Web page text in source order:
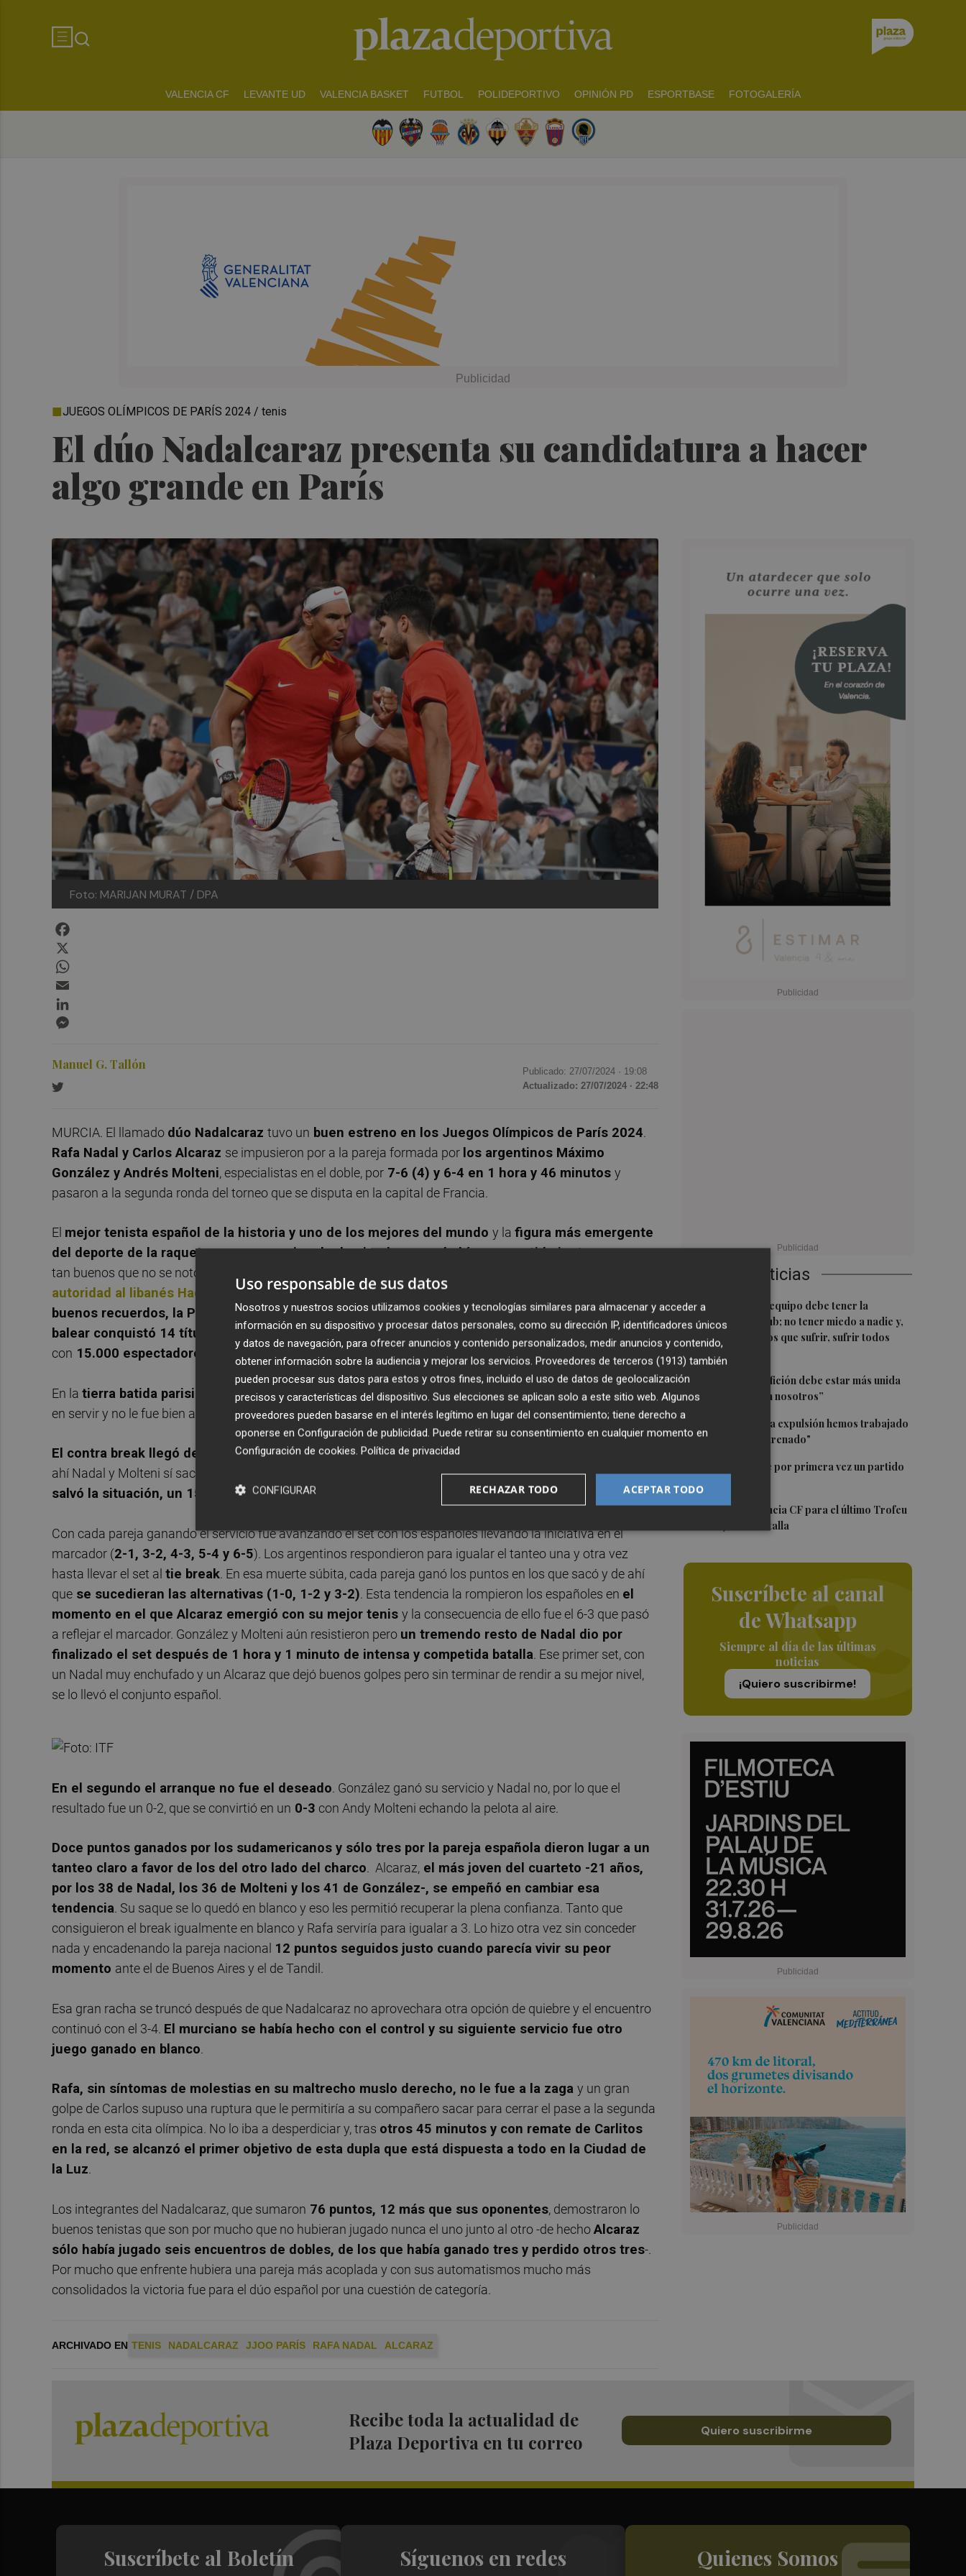
VALENCIA CF LEVANTE UD VALENCIA BASKET FUTBOL POLIDEPORTIVO OPINIÓN PD ESPORTBASE FOTOGALERÍA
El dúo Nadalcaraz presenta su candidatura a hacer
algo grande en París
JUEGOS OLÍMPICOS DE PARÍS 2024 / tenis
Foto: MARIJAN MURAT / DPA
Últimas Noticias
1Luís Castro: "El equipo debe tener la
identidad del club; no tener miedo a nadie y,
cuando tengamos que sufrir, sufrir todos
juntos”
2
Diakhaby: “La afición debe estar más unida
con el club y con nosotros”
3
Pepelu: "Hasta la expulsión hemos trabajado
como hemos entrenado"
Kiat Lim preside por primera vez un partido
en Mestalla
5El once del Valencia CF para el último Trofeu
Taronja de Mestalla
Suscríbete al canal
de Whatsapp
Siempre al día de las últimas
noticias
¡Quiero suscribirme!
Manuel G. Tallón Publicado: 27/07/2024 · 19:08
Actualizado: 27/07/2024 · 22:48
MURCIA. El llamado dúo Nadalcaraz tuvo un buen estreno en los Juegos Olímpicos de París 2024.
Rafa Nadal y Carlos Alcaraz se impusieron por a la pareja formada por los argentinos Máximo
González y Andrés Molteni, especialistas en el doble, por 7-6 (4) y 6-4 en 1 hora y 46 minutos y
pasaron a la segunda ronda del torneo que se disputa en la capital de Francia.
El mejor tenista español de la historia y uno de los mejores del mundo y la figura más emergente
del deporte de la raqueta y que va camino de dominarlonunca habían competido juntos pero son
tan buenos que no se notó tanto. El de Manacor y el de El Palmar, quien
autoridad al libanés Hady Habib en el cuadro individual, saltaron a
buenos recuerdos, la Philippe Chatrier , la central del estadioRoland Garros, el escenario en el queel
balear conquistó 14 títulos de Grand Slam yel murciano su primero este mismo año. Jugaron allí
con 15.000 espectadores en las gradas
En la tierra batida parisina
les esperaba un partido difícil que además comenzó mal. Alcaraz fue el primero
en servir y no le fue bien al equipo español puesGonzález y Molteni se anotaron el primer break.
El contra break llegó de inmediato y el servicio de Machi González se lo llevaron los de rojo. A partir de
ahí Nadal y Molteni sí sacaron adelante sus servicios y acto seguido
otra vez a Carlos le tocó sufrir pero
salvó la situación, un 15-40 en contra.
Con cada pareja ganando el servicio fue avanzando el set con los españoles llevando la iniciativa en el
marcador (2-1, 3-2, 4-3, 5-4 y 6-5). Los argentinos respondieron para igualar el tanteo una y otra vez
hasta llevar el set al tie break. En esa muerte súbita, cada pareja ganó los puntos en los que sacó y de ahí
que se sucedieran las alternativas (1-0, 1-2 y 3-2). Esta tendencia la rompieron los españoles en el
momento en el que Alcaraz emergió con su mejor tenis y la consecuencia de ello fue el 6-3 que pasó
a reflejar el marcador. González y Molteni aún resistieron pero un tremendo resto de Nadal dio por
finalizado el set después de 1 hora y 1 minuto de intensa y competida batalla. Ese primer set, con
un Nadal muy enchufado y un Alcaraz que dejó buenos golpes pero sin terminar de rendir a su mejor nivel,
se lo llevó el conjunto español.
En el segundo el arranque no fue el deseado. González ganó su servicio y Nadal no, por lo que el
resultado fue un 0-2, que se convirtió en un 0-3 con Andy Molteni echando la pelota al aire.
Doce puntos ganados por los sudamericanos y sólo tres por la pareja española dieron lugar a un
tanteo claro a favor de los del otro lado del charco. Alcaraz, el más joven del cuarteto -21 años,
por los 38 de Nadal, los 36 de Molteni y los 41 de González-, se empeñó en cambiar esa
tendencia. Su saque se lo quedó en blanco y eso les permitió recuperar la plena confianza. Tanto que
consiguieron el break igualmente en blanco y Rafa serviría para igualar a 3. Lo hizo otra vez sin conceder
nada y encadenando la pareja nacional 12 puntos seguidos justo cuando parecía vivir su peor
momento ante el de Buenos Aires y el de Tandil.
Esa gran racha se truncó después de que Nadalcaraz no aprovechara otra opción de quiebre y el encuentro
continuó con el 3-4. El murciano se había hecho con el control y su siguiente servicio fue otro
juego ganado en blanco.
Rafa, sin síntomas de molestias en su maltrecho muslo derecho, no le fue a la zaga y un gran
golpe de Carlos supuso una ruptura que le permitiría a su compañero sacar para cerrar el pase a la segunda
ronda en esta cita olímpica. No lo iba a desperdiciar y, tras otros 45 minutos y con remate de Carlitos
en la red, se alcanzó el primer objetivo de esta dupla que está dispuesta a todo en la Ciudad de
la Luz.
Los integrantes del Nadalcaraz, que sumaron 76 puntos, 12 más que sus oponentes, demostraron lo
buenos tenistas que son por mucho que no hubieran jugado nunca el uno junto al otro -de hechoAlcaraz
sólo había jugado seis encuentros de dobles, de los que había ganado tres y perdido otros tres-.
Por mucho que enfrente hubiera una pareja más acoplada y con sus automatismos mucho más
consolidados la victoria fue para el dúo español por una cuestión de categoría.
ARCHIVADO EN TENIS NADALCARAZ JJOO PARÍS RAFA NADAL ALCARAZ
Recibe toda la actualidad de
Plaza Deportiva en tu correo
Quiero suscribirme
Suscríbete al Boletín Síguenos en redes Quienes Somos
Uso responsable de sus datos
Nosotros y nuestros socios utilizamos cookies y tecnologías similares para almacenar y acceder a
información en su dispositivo y procesar datos personales, como su dirección IP, identificadores únicos
y datos de navegación, para ofrecer anuncios y contenido personalizados, medir anuncios y contenido,
obtener información sobre la audiencia y mejorar los servicios. Proveedores de terceros (1913) también
pueden procesar sus datos para estos y otros fines, incluido el uso de datos de geolocalización
precisos y características del dispositivo. Sus elecciones se aplican solo a este sitio web. Algunos
proveedores pueden basarse en el interés legítimo en lugar del consentimiento; tiene derecho a
oponerse en Configuración de publicidad. Puede retirar su consentimiento en cualquier momento en
Configuración de cookies. Política de privacidad
ACEPTAR TODO
RECHAZAR TODO
CONFIGURAR